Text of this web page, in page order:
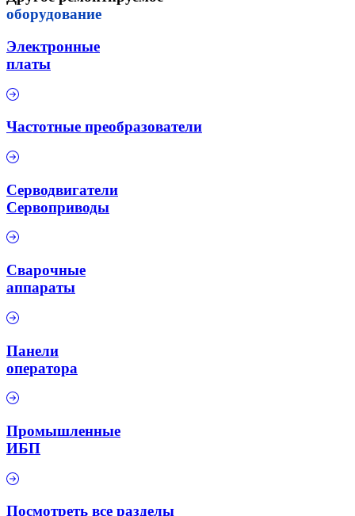
оборудование
Электронные
платы
Частотные преобразователи
Серводвигатели
Сервоприводы
Сварочные
аппараты
Панели
оператора
Промышленные
ИБП
Посмотреть все разделы